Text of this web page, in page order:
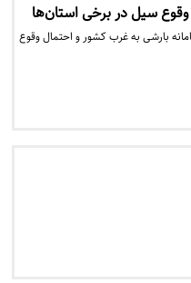
سیل در برخی استان‌ها
بارشی به غرب کشور و احتمال وقوع